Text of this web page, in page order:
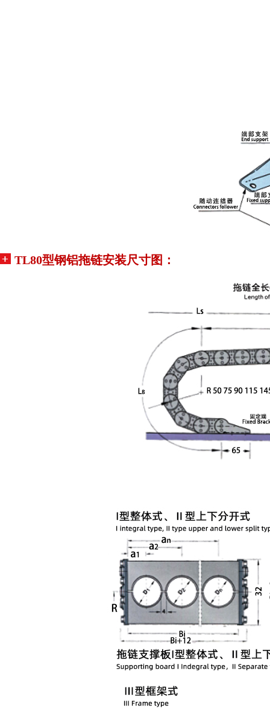
TL80型钢铝拖链安装尺寸图：